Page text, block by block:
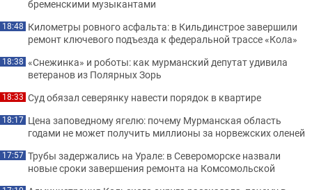
бременскими музыкантами
18:48 Километры ровного асфальта: в Кильдинстрое завершили
ремонт ключевого подъезда к федеральной трассе «Кола»
18:38 «Снежинка» и роботы: как мурманский депутат удивила
ветеранов из Полярных Зорь
18:33 Суд обязал северянку навести порядок в квартире
18:17 Цена заповедному ягелю: почему Мурманская область
годами не может получить миллионы за норвежских оленей
17:57 Трубы задержались на Урале: в Североморске назвали
новые сроки завершения ремонта на Комсомольской